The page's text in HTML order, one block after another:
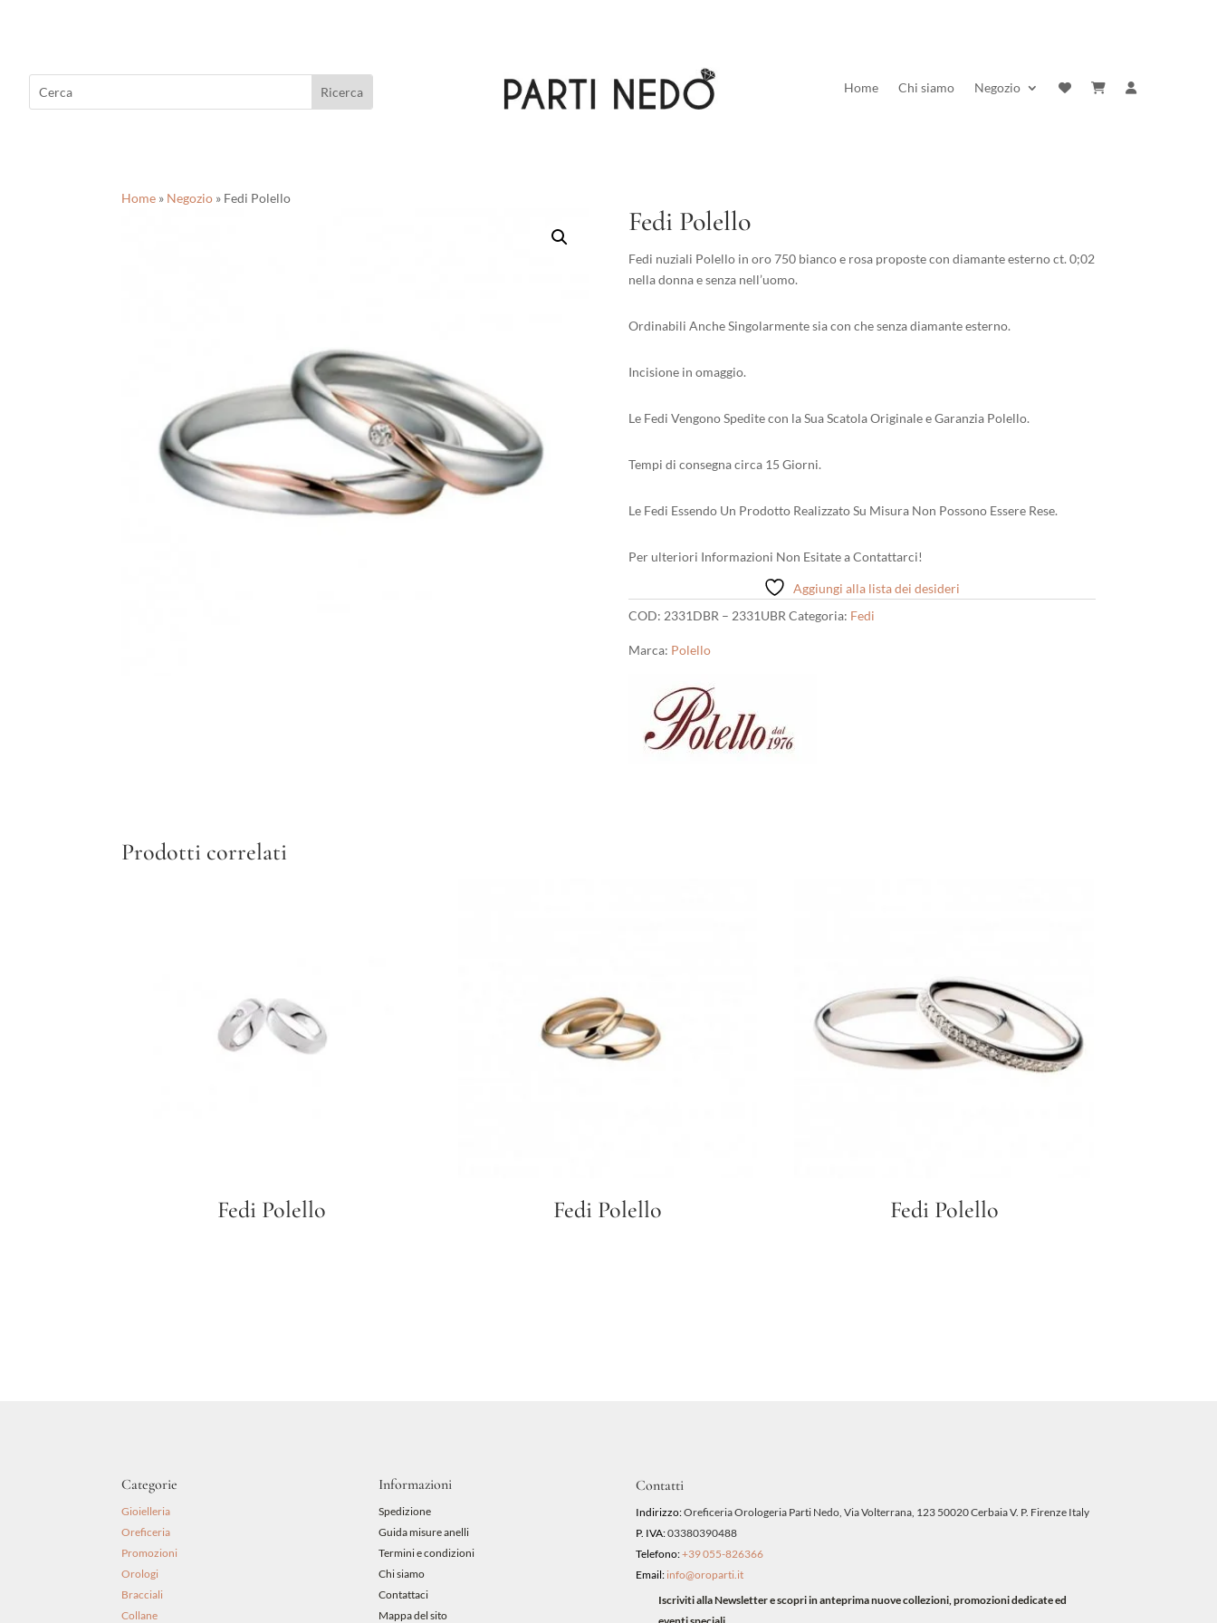
Home Chi siamo Negozio
Home » Negozio » Fedi Polello
Fedi Polello
Fedi nuziali Polello in oro 750 bianco e rosa proposte con diamante esterno ct. 0;02
nella donna e senza nell’uomo.
Ordinabili Anche Singolarmente sia con che senza diamante esterno.
Incisione in omaggio.
Le Fedi Vengono Spedite con la Sua Scatola Originale e Garanzia Polello.
Tempi di consegna circa 15 Giorni.
Le Fedi Essendo Un Prodotto Realizzato Su Misura Non Possono Essere Rese.
Per ulteriori Informazioni Non Esitate a Contattarci!
Aggiungi alla lista dei desideri
COD: 2331DBR – 2331UBR Categoria: Fedi
Marca: Polello
Prodotti correlati
Fedi Polello Fedi Polello Fedi Polello
Categorie
Gioielleria
Oreficeria
Promozioni
Orologi
Bracciali
Collane
Informazioni
Spedizione
Guida misure anelli
Termini e condizioni
Chi siamo
Contattaci
Mappa del sito
Contatti
Indirizzo:Oreficeria Orologeria Parti Nedo, Via Volterrana, 123 50020 Cerbaia V. P. Firenze Italy
P. IVA:03380390488
Telefono:+39 055-826366
Email: info@oroparti.it
Iscriviti alla Newsletter e scopri in anteprima nuove collezioni, promozioni dedicate ed